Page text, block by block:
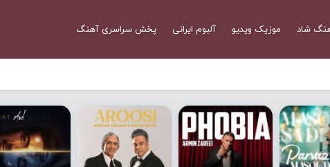
شاد موزیک ویدیو آلبوم ایرانی پخش سراسری آهنگ